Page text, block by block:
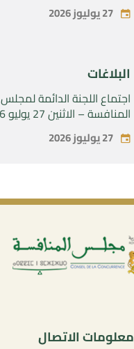
SAS »27 يوليوز 2026
البلاغات
اجتماع اللجنة الدائمة لمجلس
المنافسة – الاثنين 27 يوليو 2026
27 يوليوز 2026
معلومات الاتصال